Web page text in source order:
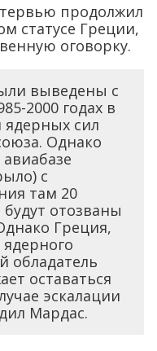
продолжил
статусе Греции,
оговорку.
выведены с
2000 годах в
ядерных сил
Однако
с
там 20
отозваны
Греция,
обладатель
оставаться
эскалации
Мардас.